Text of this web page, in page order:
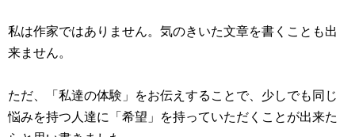
私は作家ではありません。気のきいた文章を書くことも出
来ません。
ただ、「私達の体験」をお伝えすることで、少しでも同じ
悩みを持つ人達に「希望」を持っていただくことが出来た